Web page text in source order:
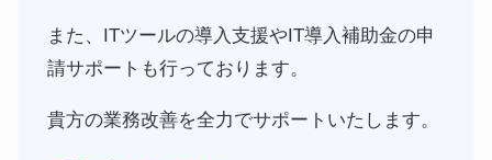
また、ITツールの導入支援やIT導入補助金の申
請サポートも行っております。
貴方の業務改善を全力でサポートいたします。